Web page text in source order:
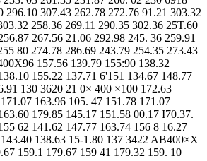
307.43 262.78 272.76 91.21 303.32
258.36 269.11 290.35 302.36 25T.60
267.56 21.06 292.98 245. 36 259.91
80 274.78 286.69 243.79 254.35 273.43
157.56 139.79 155:90 138.32
155.22 137.71 6'151 134.67 148.77
130 3620 21 0× 400 ×100 172.63
163.96 105. 47 151.78 171.07
179.85 145.17 151.58 00.17 I70.37.
62 141.62 147.77 163.74 156 8 16.27
138.63 15-1.80 137 3422 AB400×X
159.1 179.67 159 41 179.32 159. 10